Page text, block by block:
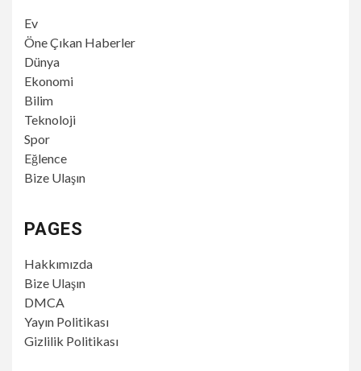
Ev
Öne Çıkan Haberler
Dünya
Ekonomi
Bilim
Teknoloji
Spor
Eğlence
Bize Ulaşın
PAGES
Hakkımızda
Bize Ulaşın
DMCA
Yayın Politikası
Gizlilik Politikası